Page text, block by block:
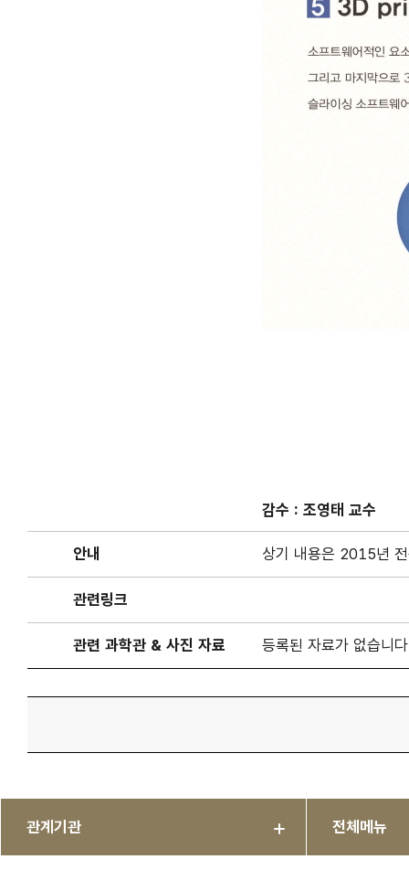
감수 : 조영태 교수
안내 상기 내용은 2015년
관련링크
관련 과학관 & 사진 자료 등록된 자료가 없습니다
관계기관 전체메뉴